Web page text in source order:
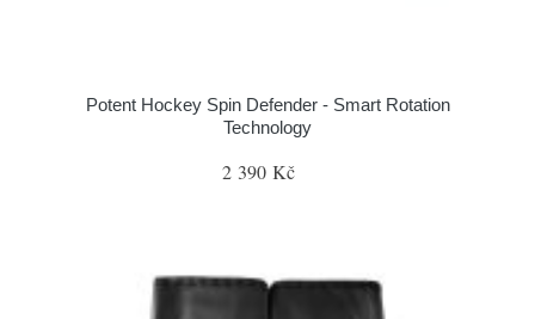
Potent Hockey Spin Defender - Smart Rotation
Technology
2 390 Kč